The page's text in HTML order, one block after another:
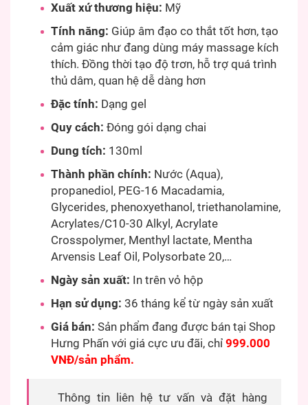
Xuất xứ thương hiệu: Mỹ
Tính năng: Giúp âm đạo co thắt tốt hơn, tạo
cảm giác như đang dùng máy massage kích
thích. Đồng thời tạo độ trơn, hỗ trợ quá trình
thủ dâm, quan hệ dễ dàng hơn
Đặc tính: Dạng gel
Quy cách: Đóng gói dạng chai
Dung tích: 130ml
Thành phần chính: Nước (Aqua),
propanediol, PEG-16 Macadamia,
Glycerides, phenoxyethanol, triethanolamine,
Acrylates/C10-30 Alkyl, Acrylate
Crosspolymer, Menthyl lactate, Mentha
Arvensis Leaf Oil, Polysorbate 20,…
Ngày sản xuất: In trên vỏ hộp
Hạn sử dụng: 36 tháng kể từ ngày sản xuất
Giá bán: Sản phẩm đang được bán tại Shop
Hưng Phấn với giá cực ưu đãi, chỉ 999.000
VNĐ/sản phẩm.
Thông tin liên hệ tư vấn và đặt hàng